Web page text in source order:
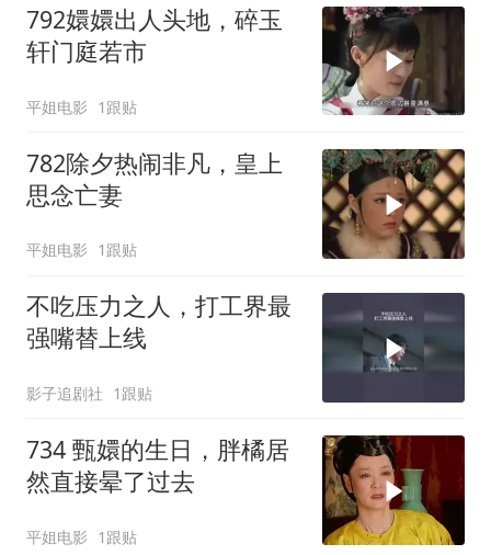
792嬛嬛出人头地，碎玉
轩门庭若市
平姐电影 1跟贴
782除夕热闹非凡，皇上
思念亡妻
平姐电影 1跟贴
不吃压力之人，打工界最
强嘴替上线
影子追剧社 1跟贴
734 甄嬛的生日，胖橘居
然直接晕了过去
平姐电影 1跟贴